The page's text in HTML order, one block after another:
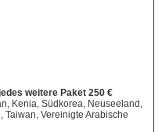
weitere Paket 250 €
Kenia, Südkorea, Neuseeland,
Taiwan, Vereinigte Arabische